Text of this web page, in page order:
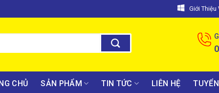
Giới Thiệu
CHỦ SẢN PHẨM TIN TỨC LIÊN HỆ